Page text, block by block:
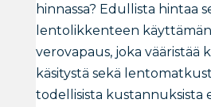
hinnassa? Edullista hintaa
lentolikkenteen
verovapaus, joka vääristää
käsitystä sekä
todellisista kustannuksista